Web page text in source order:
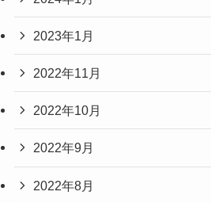
2023年1月
2022年11月
2022年10月
2022年9月
2022年8月